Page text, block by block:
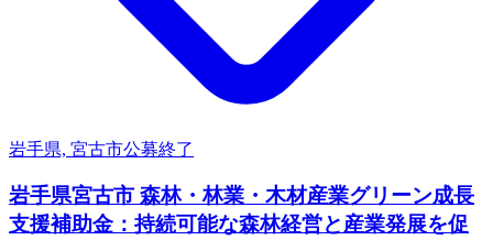
岩手県, 宮古市公募終了
岩手県宮古市 森林・林業・木材産業グリーン成長
支援補助金：持続可能な森林経営と産業発展を促